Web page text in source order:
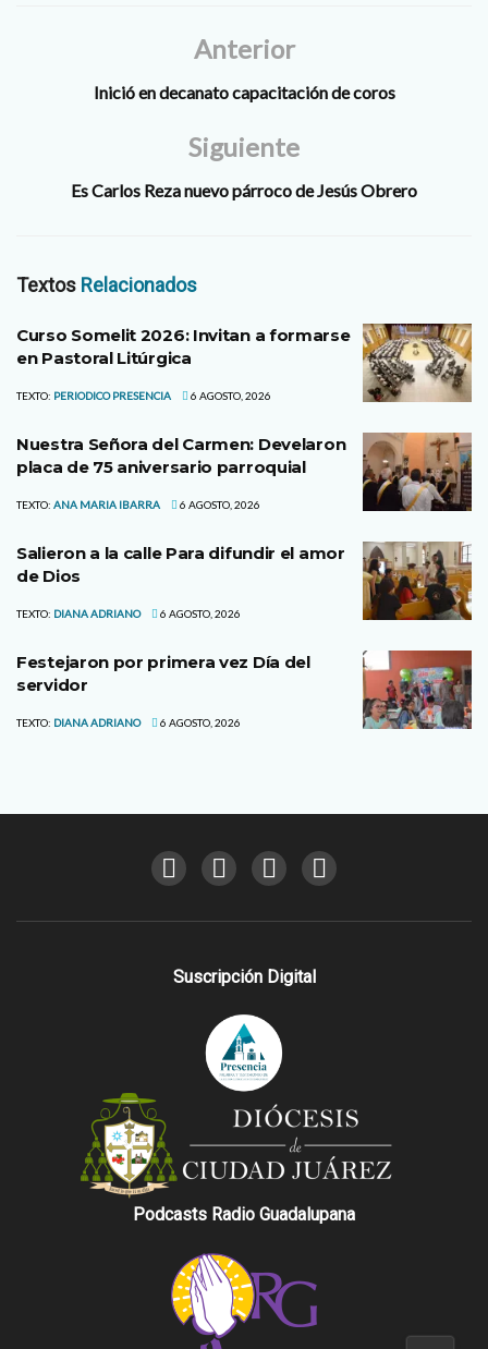
Anterior
Inició en decanato capacitación de coros
Siguiente
Es Carlos Reza nuevo párroco de Jesús Obrero
Textos Relacionados
Curso Somelit 2026: Invitan a formarse
en Pastoral Litúrgica
TEXTO: PERIODICO PRESENCIA 6 AGOSTO, 2026
Nuestra Señora del Carmen: Develaron
placa de 75 aniversario parroquial
TEXTO: ANA MARIA IBARRA 6 AGOSTO, 2026
Salieron a la calle Para difundir el amor
de Dios
TEXTO: DIANA ADRIANO 6 AGOSTO, 2026
Festejaron por primera vez Día del
servidor
TEXTO: DIANA ADRIANO 6 AGOSTO, 2026
Suscripción Digital
Podcasts Radio Guadalupana